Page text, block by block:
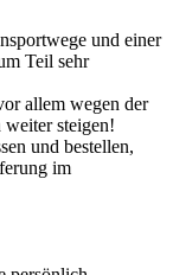
und einer
Teil sehr
allem wegen der
weiter steigen!
und bestellen,
im